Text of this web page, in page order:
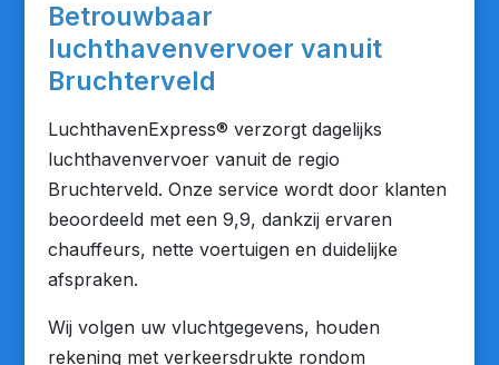
Betrouwbaar
luchthavenvervoer vanuit
Bruchterveld
LuchthavenExpress® verzorgt dagelijks
luchthavenvervoer vanuit de regio
Bruchterveld. Onze service wordt door klanten
beoordeeld met een 9,9, dankzij ervaren
chauffeurs, nette voertuigen en duidelijke
afspraken.
Wij volgen uw vluchtgegevens, houden
rekening met verkeersdrukte rondom